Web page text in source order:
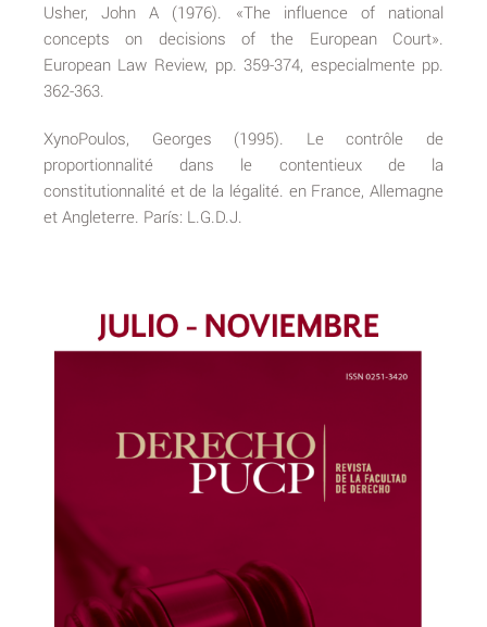
Usher, John A (1976). «The influence of national
concepts on decisions of the European Court».
European Law Review, pp. 359-374, especialmente pp.
362-363.
XynoPoulos, Georges (1995). Le contrôle de
proportionnalité dans le contentieux de la
constitutionnalité et de la légalité. en France, Allemagne
et Angleterre. París: L.G.D.J.